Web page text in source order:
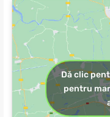
Dă clic
pentru